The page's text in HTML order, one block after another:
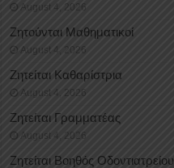
August 4, 2026
Ζητούνται Μαθηματικοί
August 4, 2026
Ζητείται Καθαρίστρια
August 4, 2026
Ζητείται Γραμματέας
August 4, 2026
Ζητείται Βοηθός Οδοντιατρείου